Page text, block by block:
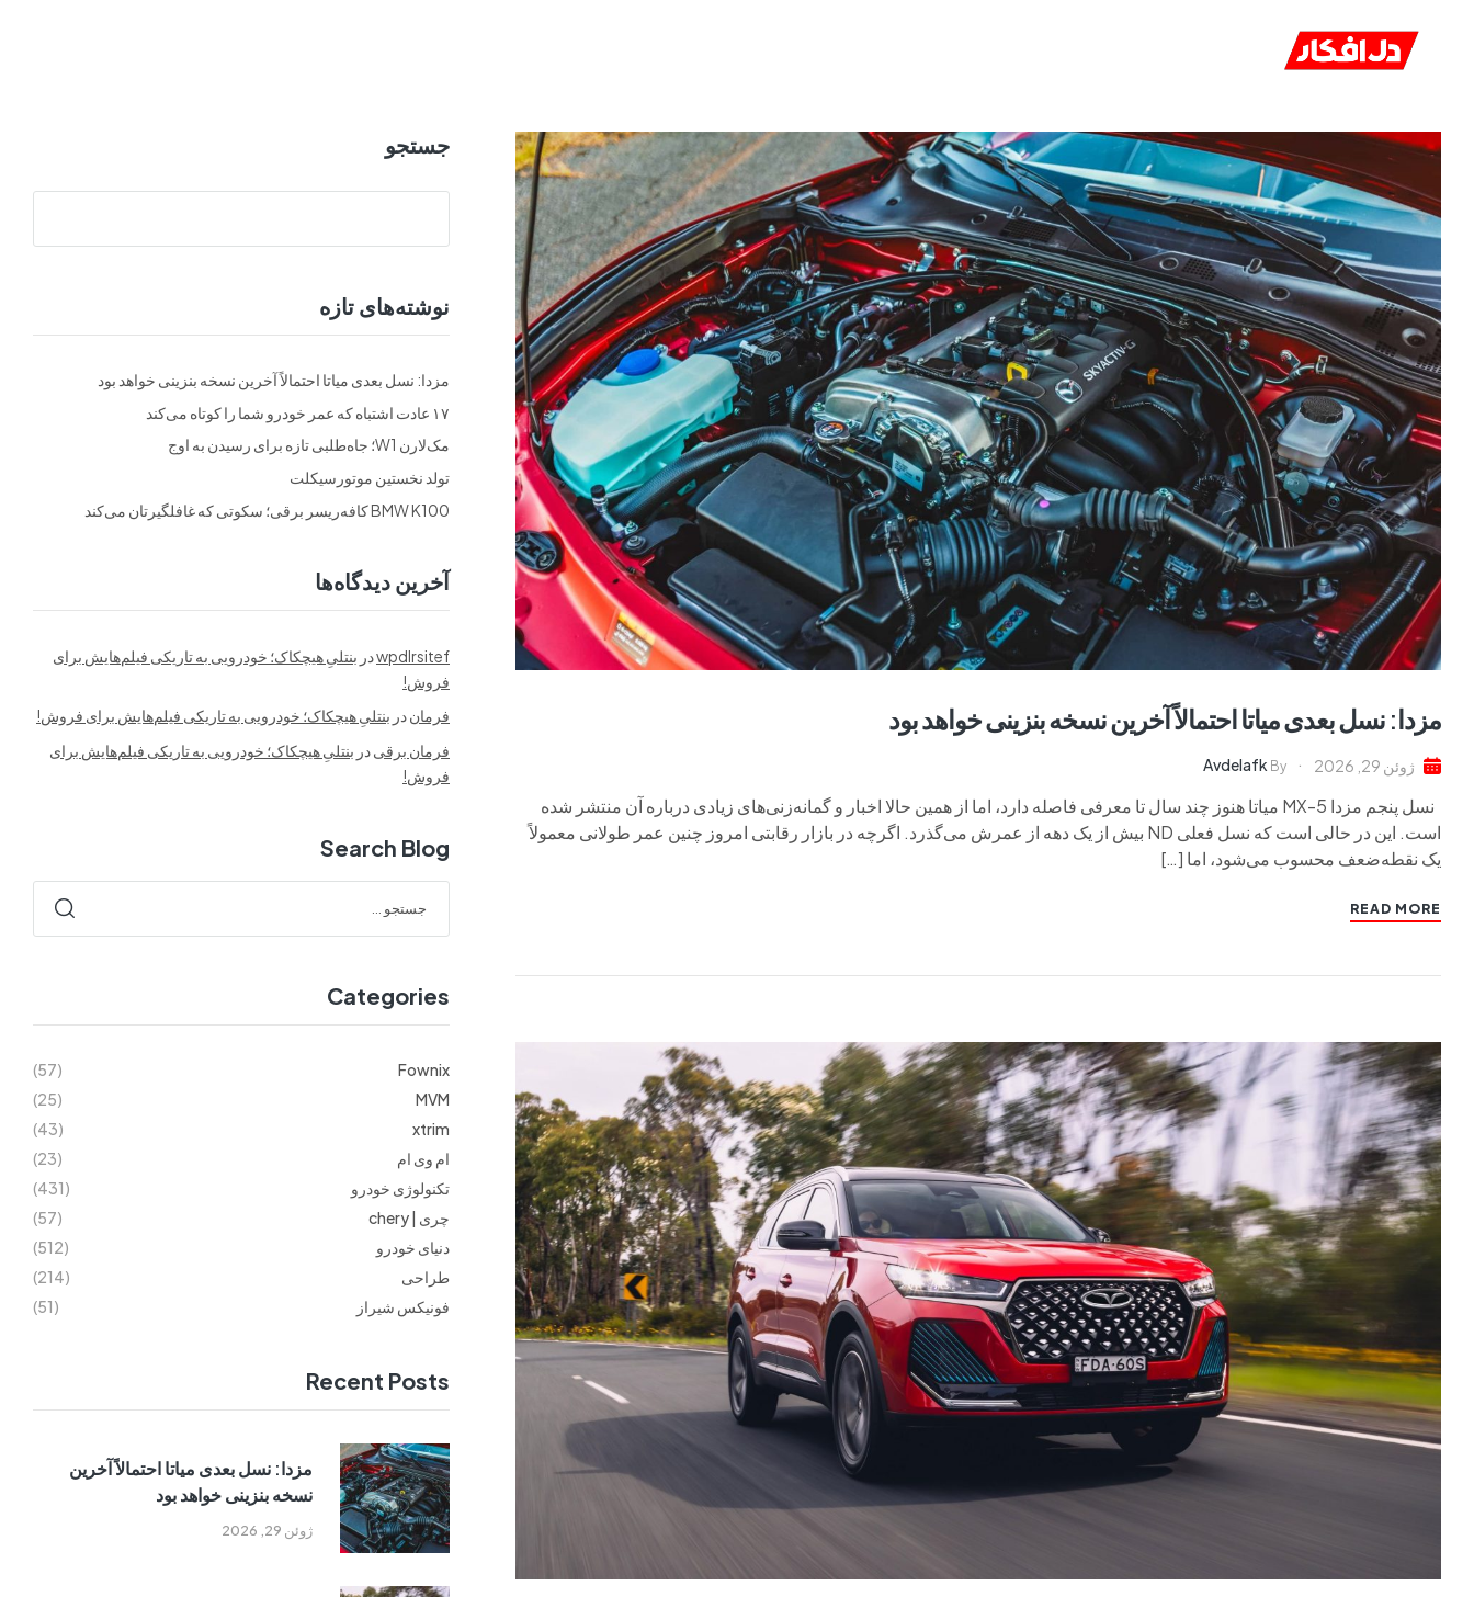
مزدا: نسل بعدی میاتا احتمالاً آخرین نسخه بنزینی خواهد بود
ژوئن 29, 2026 By
Avdelafk
نسل پنجم مزدا MX-5 میاتا هنوز چند سال تا معرفی فاصله دارد، اما از همین حالا اخبار و گمانه‌زنی‌های زیادی درباره آن منتشر شده
است. این در حالی است که نسل فعلی ND بیش از یک دهه از عمرش می‌گذرد. اگرچه در بازار رقابتی امروز چنین عمر طولانی معمولاً
یک نقطه‌ضعف محسوب می‌شود، اما […]
READ MORE
جستجو
نوشته‌های تازه
مزدا: نسل بعدی میاتا احتمالاً آخرین نسخه بنزینی خواهد بود
۱۷ عادت اشتباه که عمر خودرو شما را کوتاه می‌کند
مک‌لارن W1؛ جاه‌طلبی تازه برای رسیدن به اوج
تولد نخستین موتورسیکلت
BMW K100 کافه‌ریسر برقی؛ سکوتی که غافلگیرتان می‌کند
آخرین دیدگاه‌ها
wpdlrsitefدر بنتلیِ هیچکاک؛ خودرویی به تاریکی فیلم‌هایش برای
فروش!
فرماندر بنتلیِ هیچکاک؛ خودرویی به تاریکی فیلم‌هایش برای فروش!
فرمان برقیدر بنتلیِ هیچکاک؛ خودرویی به تاریکی فیلم‌هایش برای
فروش!
Search Blog
Categories
Fownix
(57)
MVM
(25)
xtrim
(43)
ام وی ام
(23)
تکنولوژی خودرو
(431)
چری | chery
(57)
دنیای خودرو
(512)
طراحی
(214)
فونیکس شیراز
(51)
Recent Posts
ژوئن 29, 2026
مزدا: نسل بعدی میاتا احتمالاً آخرین
نسخه بنزینی خواهد بود